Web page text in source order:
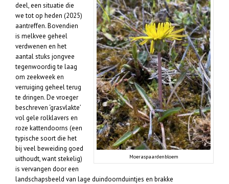
Moeraspaardenbloem
deel, een situatie die
we tot op heden (2025)
aantreffen. Bovendien
is melkvee geheel
verdwenen en het
aantal stuks jongvee
tegenwoordig te laag
om zeekweek en
verruiging geheel terug
te dringen. De vroeger
beschreven ‘grasvlakte’
vol gele rolklavers en
roze kattendoorns (een
typische soort die het
bij veel beweiding goed
uithoudt, want stekelig)
is vervangen door een
landschapsbeeld van lage duindoornduintjes en brakke